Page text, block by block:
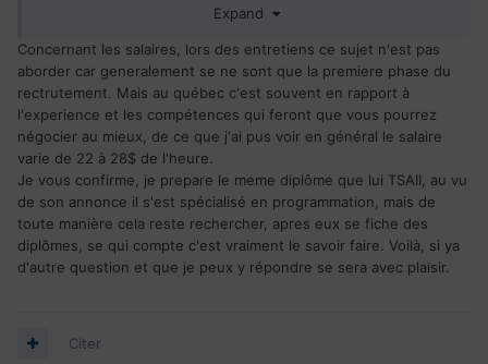
automatisme et informatique industriel) et son titre actuel
un copier-coller de la présentation de son profil Linked in,
pour que vous voyez son domaine de compétence, car
j'avoue que moi je m'y perds un peu dans tous ces termes
technique, mais c'est juste pour que vous puissiez me
confirmer que vous êtes de le même domaine, voici son
profil:
"J'aime avant tout programmer! Que ce soit en C# ou PHP
dans le domaine de l'industrie ou du web, mais également
en littéral Structuré/Ladder/Grafcet pour les automates
Expand
Concernant les salaires, lors des entretiens ce sujet n'est pas
aborder car generalement se ne sont que la premiere phase du
rectrutement. Mais au québec c'est souvent en rapport à
l'experience et les compétences qui feront que vous pourrez
négocier au mieux, de ce que j'ai pus voir en général le salaire
varie de 22 à 28$ de l'heure.
Je vous confirme, je prepare le meme diplôme que lui TSAII, au vu
de son annonce il s'est spécialisé en programmation, mais de
toute manière cela reste rechercher, apres eux se fiche des
diplômes, se qui compte c'est vraiment le savoir faire. Voilà, si ya
d'autre question et que je peux y répondre se sera avec plaisir.
Citer